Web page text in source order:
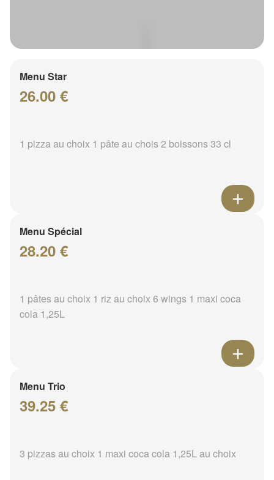
Menu Star
26.00 €
1 pizza au choix 1 pâte au chois 2 boissons 33 cl
Menu Spécial
28.20 €
1 pâtes au choix 1 riz au choix 6 wings 1 maxi coca
cola 1,25L
Menu Trio
39.25 €
3 pizzas au choix 1 maxi coca cola 1,25L au choix